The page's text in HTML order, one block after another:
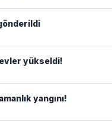
yükseldi!
yangını!